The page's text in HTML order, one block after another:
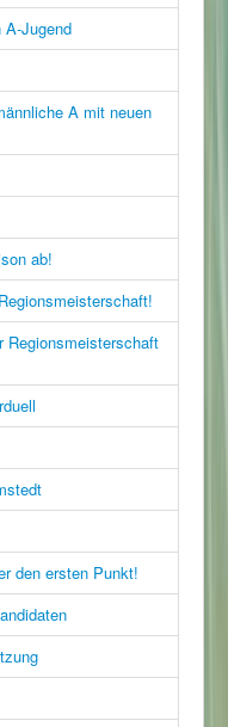
A-Jugend
A mit neuen
ab!
Regionsmeisterschaft
den ersten Punkt!